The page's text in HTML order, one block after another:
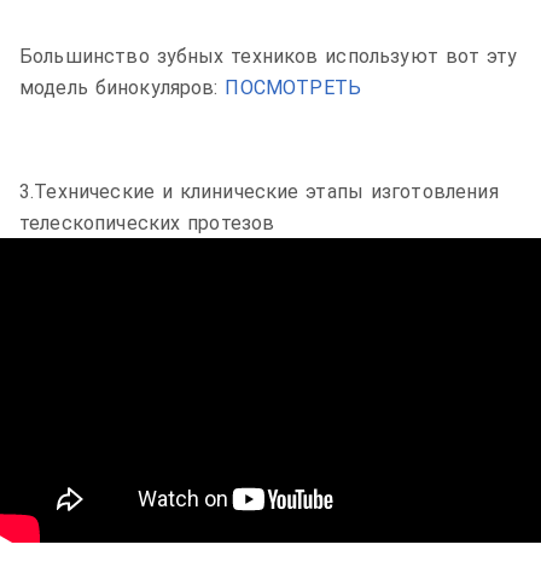
Большинство зубных техников используют вот эту
модель бинокуляров: ПОСМОТРЕТЬ
3.Технические и клинические этапы изготовления
телескопических протезов